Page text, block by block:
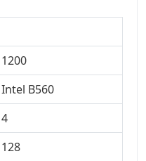
1200
Intel B560
4
128